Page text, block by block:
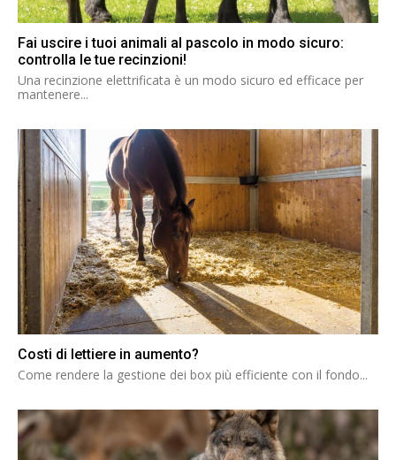
Fai uscire i tuoi animali al pascolo in modo sicuro:
controlla le tue recinzioni!
Una recinzione elettrificata è un modo sicuro ed efficace per
mantenere...
Costi di lettiere in aumento?
Come rendere la gestione dei box più efficiente con il fondo...